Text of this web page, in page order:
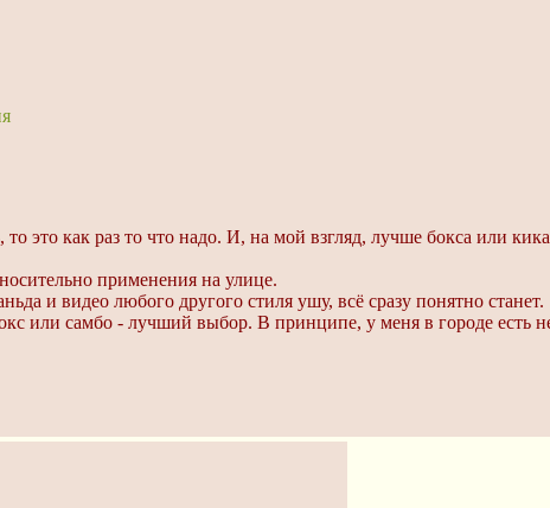
это как раз то что надо. И, на мой взгляд, лучше бокса или
применения на улице.
и видео любого другого стиля ушу, всё сразу понятно станет.
или самбо - лучший выбор. В принципе, у меня в городе есть